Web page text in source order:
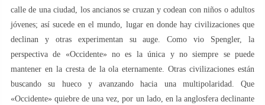
calle de una ciudad, los ancianos se cruzan y codean con niños o adultos
jóvenes; así sucede en el mundo, lugar en donde hay civilizaciones que
declinan y otras experimentan su auge. Como vio Spengler, la
perspectiva de «Occidente» no es la única y no siempre se puede
mantener en la cresta de la ola eternamente. Otras civilizaciones están
buscando su hueco y avanzando hacia una multipolaridad. Que
«Occidente» quiebre de una vez, por un lado, en la anglosfera declinante